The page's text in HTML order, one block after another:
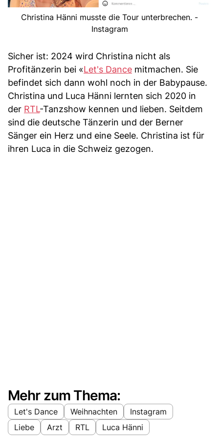
Christina Hänni musste die Tour unterbrechen. -
Instagram
Sicher ist: 2024 wird Christina nicht als
Profitänzerin bei «Let's Dance mitmachen. Sie
befindet sich dann wohl noch in der Babypause.
Christina und Luca Hänni lernten sich 2020 in
der RTL-Tanzshow kennen und lieben. Seitdem
sind die deutsche Tänzerin und der Berner
Sänger ein Herz und eine Seele. Christina ist für
ihren Luca in die Schweiz gezogen.
Mehr zum Thema:
Let's Dance Weihnachten
Instagram
Liebe
Arzt RTL Luca Hänni